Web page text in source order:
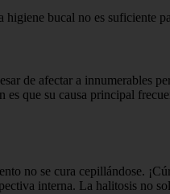
bucal no es suficiente
de afectar a innumerables
que su causa principal
no se cura cepillándose.
interna. La halitosis no